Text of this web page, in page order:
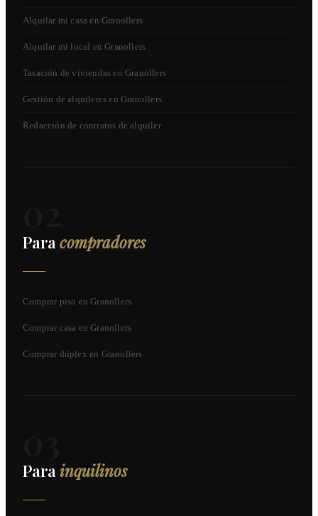
Alquilar mi casa en Granollers
Alquilar mi local en Granollers
Tasación de viviendas en Granollers
Gestión de alquileres en Granollers
Redacción de contratos de alquiler
Para compradores
Comprar piso en Granollers
Comprar casa en Granollers
Comprar dúplex en Granollers
Para inquilinos